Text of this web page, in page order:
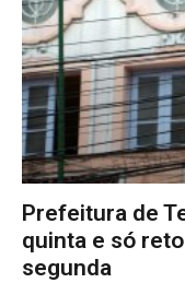
Prefeitura de
quinta e só
segunda